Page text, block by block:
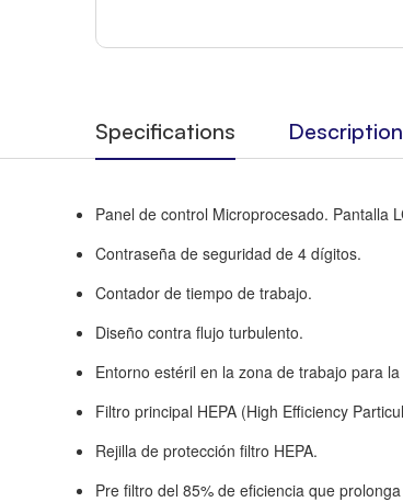
Specifications Description
Panel de control Microprocesado. Pantalla
Contraseña de seguridad de 4 dígitos.
Contador de tiempo de trabajo.
Diseño contra flujo turbulento.
Entorno estéril en la zona de trabajo para
Filtro principal HEPA (High Efficiency
Rejilla de protección filtro HEPA.
Pre filtro del 85% de eficiencia que